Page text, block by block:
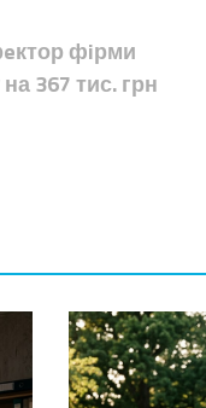
фiрми
367 тис. грн